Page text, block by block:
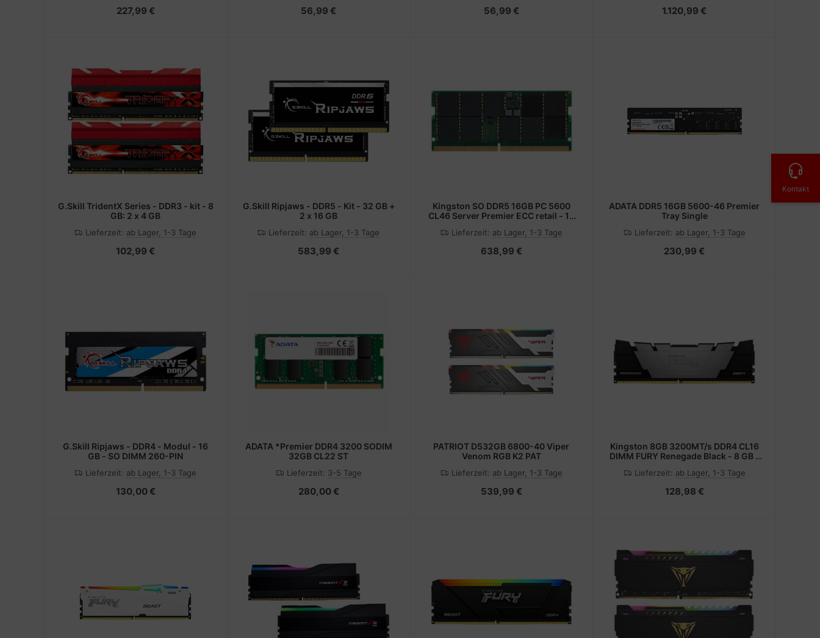
227,99 € 56,99 € 56,99 € 1.120,99 €
G.Skill TridentX Series - DDR3 - kit - 8
GB: 2 x 4 GB
Lieferzeit: ab Lager, 1-3 Tage
102,99 €
G.Skill Ripjaws - DDR5 - Kit - 32 GB +
2 x 16 GB
Lieferzeit: ab Lager, 1-3 Tage
583,99 €
Kingston SO DDR5 16GB PC 5600
CL46 Server Premier ECC retail - 16
Lieferzeit: ab Lager, 1-3 Tage
638,99 €
ADATA DDR5 16GB 5600-46 Premier
Tray Single
Lieferzeit: ab Lager, 1-3 Tage
230,99 €
G.Skill Ripjaws - DDR4 - Modul - 16
GB - SO DIMM 260-PIN
Lieferzeit: ab Lager, 1-3 Tage
130,00 €
ADATA *Premier DDR4 3200 SODIM
32GB CL22 ST
Lieferzeit: 3-5 Tage
280,00 €
PATRIOT D532GB 6800-40 Viper
Venom RGB K2 PAT
Lieferzeit: ab Lager, 1-3 Tage
539,99 €
Kingston 8GB 3200MT/s DDR4 CL16
DIMM FURY Renegade Black - 8 GB -
Lieferzeit: ab Lager, 1-3 Tage
128,98 €
Kontakt